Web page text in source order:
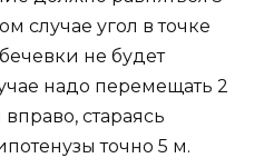
случае угол в точке
не будет
надо перемещать 2
стараясь
точно 5 м.